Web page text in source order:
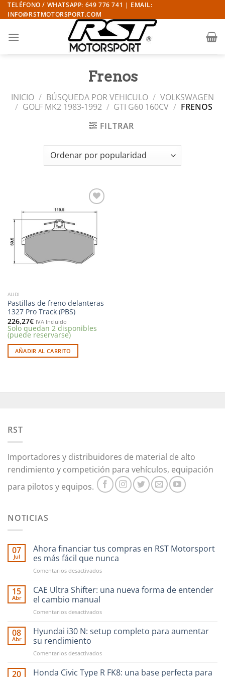
Saltar
al
TELÉFONO / WHATSAPP: 649 776 741 | EMAIL:
INFO@RSTMOTORSPORT.COM
Frenos
INICIO / BÚSQUEDA POR VEHICULO / VOLKSWAGEN
/ GOLF MK2 1983-1992 / GTI G60 160CV / FRENOS
FILTRAR
Añadir
deseos
AUDI
Pastillas de freno delanteras
1327 Pro Track (PBS)
226,27€ IVA Incluido
Solo quedan 2 disponibles
(puede reservarse)
AÑADIR AL CARRITO
RST
Importadores y distribuidores de material de alto
rendimiento y competición para vehículos, equipación
para pilotos y equipos.
NOTICIAS
07
Jul
Ahora financiar tus compras en RST Motorsport
es más fácil que nunca
Comentarios desactivadosen
financiar
en
Motorsport
fácil
nunca
15
Abr
CAE Ultra Shifter: una nueva forma de entender
el cambio manual
Comentarios desactivadosen
Ultra
Shifter:
nueva
de
08
Abr
Hyundai i30 N: setup completo para aumentar
su rendimiento
Comentarios desactivadosen
i30
20
Honda Civic Type R FK8: una base perfecta para